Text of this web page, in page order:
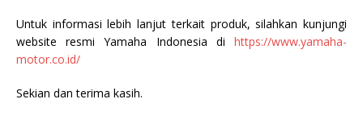
Untuk informasi lebih lanjut terkait produk, silahkan kunjungi
website resmi Yamaha Indonesia di https://www.yamaha-
motor.co.id/
Sekian dan terima kasih.